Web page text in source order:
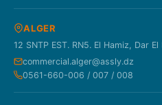
ALGER
12 SNTP EST. RN5. El Hamiz, Dar
commercial.alger@assly.dz
0561-660-006 / 007 / 008